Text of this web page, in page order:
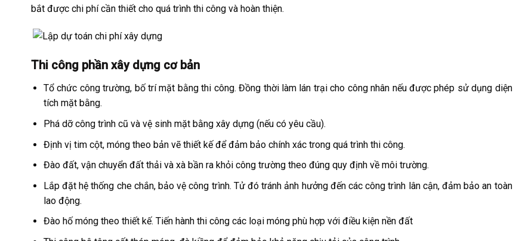
bắt được chi phí cần thiết cho quá trình thi công và hoàn thiện.
Thi công phần xây dựng cơ bản
Tổ chức công trường, bố trí mặt bằng thi công. Đồng thời làm lán trại cho công nhân nếu được phép sử dụng diện
tích mặt bằng.
Phá dỡ công trình cũ và vệ sinh mặt bằng xây dựng (nếu có yêu cầu).
Định vị tim cột, móng theo bản vẽ thiết kế để đảm bảo chính xác trong quá trình thi công.
Đào đất, vận chuyển đất thải và xà bần ra khỏi công trường theo đúng quy định về môi trường.
Lắp đặt hệ thống che chắn, bảo vệ công trình. Tử đó tránh ảnh hưởng đến các công trình lân cận, đảm bảo an toàn
lao động.
Đào hố móng theo thiết kế. Tiến hành thi công các loại móng phù hợp với điều kiện nền đất